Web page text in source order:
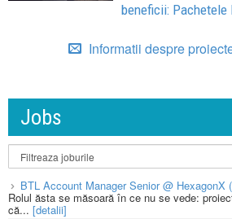
beneficii: Pachetele
Informatii despre
Jobs
BTL Account Manager Senior @ HexagonX
Rolul ăsta se măsoară în ce nu se vede:
că... [detalii]